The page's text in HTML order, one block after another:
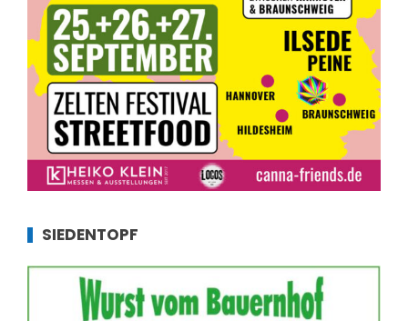
SIEDENTOPF